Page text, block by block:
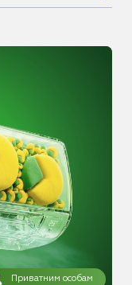
Приватним особам